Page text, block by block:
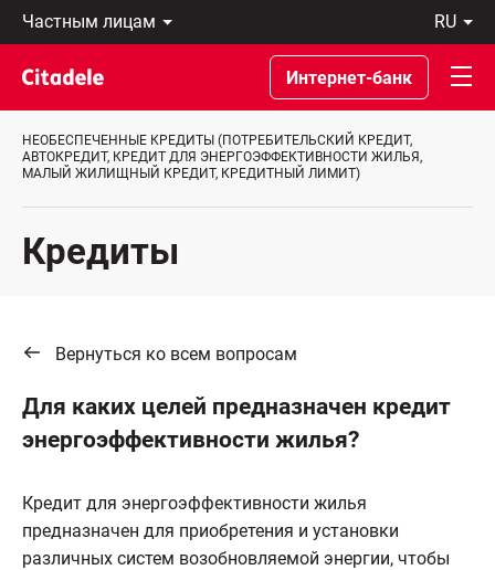
Частным
лицам
Предприятиям
Private
Banking
О
банке
C
ru
Latviski
По-
русски
In
English
Интернет-банк
НЕОБЕСПЕЧЕННЫЕ КРЕДИТЫ (ПОТРЕБИТЕЛЬСКИЙ КРЕДИТ,
АВТОКРЕДИТ, КРЕДИТ ДЛЯ ЭНЕРГОЭФФЕКТИВНОСТИ ЖИЛЬЯ,
МАЛЫЙ ЖИЛИЩНЫЙ КРЕДИТ, КРЕДИТНЫЙ ЛИМИТ)
Кредиты
Вернуться ко всем вопросам
Для каких целей предназначен кредит
энергоэффективности жилья?
Кредит для энергоэффективности жилья
предназначен для приобретения и установки
различных систем возобновляемой энергии, чтобы